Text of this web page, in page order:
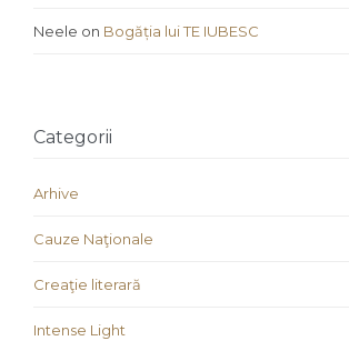
Neele on Bogăția lui TE IUBESC
Categorii
Arhive
Cauze Naţionale
Creaţie literară
Intense Light